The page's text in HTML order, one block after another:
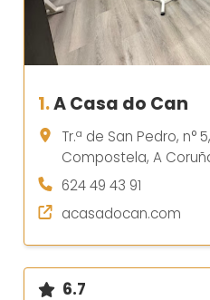
1.A Casa do Can
Tr.ª de San Pedro, n°
Compostela, A
624 49 43 91
acasadocan.com
6.7